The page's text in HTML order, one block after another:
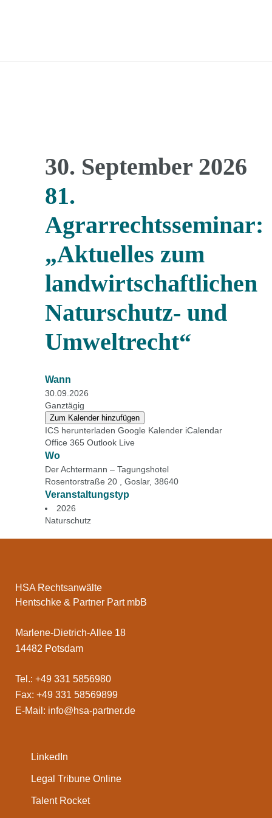
30. September 2026
81.
Agrarrechtsseminar:
„Aktuelles zum
landwirtschaftlichen
Naturschutz- und
Umweltrecht“
Wann
30.09.2026
Ganztägig
Zum Kalender hinzufügen
ICS herunterladen Google Kalender iCalendar
Office 365 Outlook Live
Wo
Der Achtermann – Tagungshotel
Rosentorstraße 20 , Goslar, 38640
Veranstaltungstyp
2026
Naturschutz
HSA Rechtsanwälte
Hentschke & Partner Part mbB
Marlene-Dietrich-Allee 18
14482 Potsdam
Tel.: +49 331 5856980
Fax: +49 331 58569899
E-Mail: info@hsa-partner.de
LinkedIn
Legal Tribune Online
Talent Rocket